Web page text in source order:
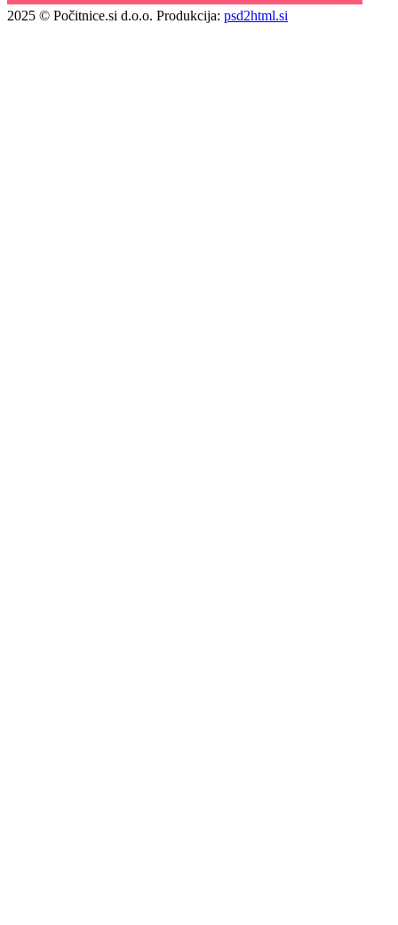
2025 © Počitnice.si d.o.o. Produkcija: psd2html.si